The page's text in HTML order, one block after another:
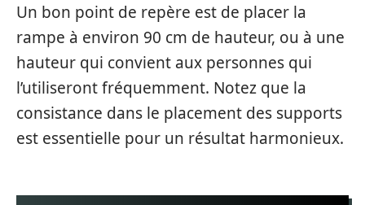
Un bon point de repère est de placer la
rampe à environ 90 cm de hauteur, ou à une
hauteur qui convient aux personnes qui
l’utiliseront fréquemment. Notez que la
consistance dans le placement des supports
est essentielle pour un résultat harmonieux.